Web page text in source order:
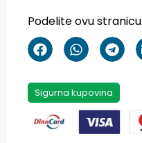
Podelite ovu stranicu:
Sigurna kupovina